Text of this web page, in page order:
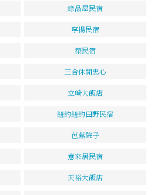
綠品屋民宿
寧揚民宿
築民宿
三合休閒忠心
立崎大飯店
紐約紐約田野民宿
芭蕉院子
意來居民宿
天裕大飯店